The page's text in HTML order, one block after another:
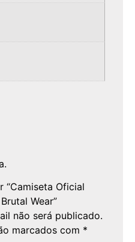
“Camiseta Oficial
Wear”
não será publicado.
marcados com *